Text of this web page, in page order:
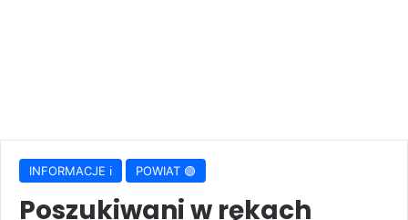
INFORMACJE ℹ️ POWIAT 🟢
Poszukiwani w rękach